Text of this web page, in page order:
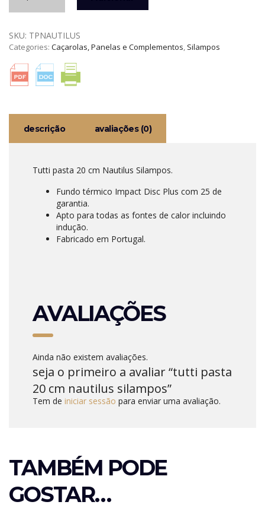
TUTTI
20
CM
SILAMPOS
SKU: TPNAUTILUS
Categories: Caçarolas, Panelas e Complementos, Silampos
descrição avaliações (0)
Tutti pasta 20 cm Nautilus Silampos.
Fundo térmico Impact Disc Plus com 25 de
garantia.
Apto para todas as fontes de calor incluindo
indução.
Fabricado em Portugal.
AVALIAÇÕES
Ainda não existem avaliações.
seja o primeiro a avaliar “tutti pasta
20 cm nautilus silampos”
Tem de iniciar sessão para enviar uma avaliação.
TAMBÉM PODE
GOSTAR…